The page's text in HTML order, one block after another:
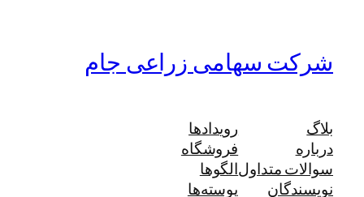
شرکت سهامی زراعی جام
بلاگ
درباره
سوالات متداول
نویسندگان
رویدادها
فروشگاه
الگوها
پوسته‌ها